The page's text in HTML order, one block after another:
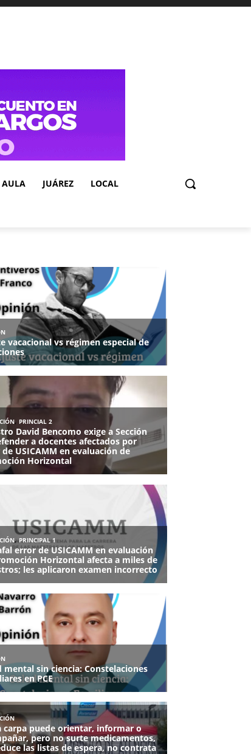
AULA JUÁREZ LOCAL